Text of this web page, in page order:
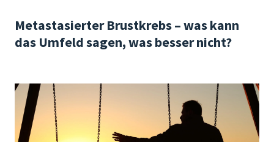
Metastasierter Brustkrebs – was kann
das Umfeld sagen, was besser nicht?